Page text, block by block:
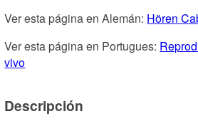
Ver esta página en Alemán: Hören
Ver esta página en Portugues:
vivo
Descripción